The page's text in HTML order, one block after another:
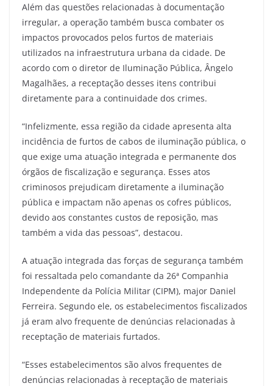
Além das questões relacionadas à documentação
irregular, a operação também busca combater os
impactos provocados pelos furtos de materiais
utilizados na infraestrutura urbana da cidade. De
acordo com o diretor de Iluminação Pública, Ângelo
Magalhães, a receptação desses itens contribui
diretamente para a continuidade dos crimes.
“Infelizmente, essa região da cidade apresenta alta
incidência de furtos de cabos de iluminação pública, o
que exige uma atuação integrada e permanente dos
órgãos de fiscalização e segurança. Esses atos
criminosos prejudicam diretamente a iluminação
pública e impactam não apenas os cofres públicos,
devido aos constantes custos de reposição, mas
também a vida das pessoas”, destacou.
A atuação integrada das forças de segurança também
foi ressaltada pelo comandante da 26ª Companhia
Independente da Polícia Militar (CIPM), major Daniel
Ferreira. Segundo ele, os estabelecimentos fiscalizados
já eram alvo frequente de denúncias relacionadas à
receptação de materiais furtados.
“Esses estabelecimentos são alvos frequentes de
denúncias relacionadas à receptação de materiais